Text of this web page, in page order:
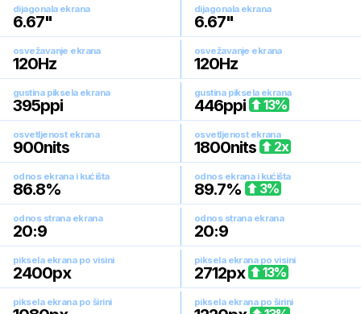
dijagonala ekrana
6.67"
dijagonala ekrana
6.67"
osvežavanje ekrana
120Hz
osvežavanje ekrana
120Hz
gustina piksela ekrana
395ppi
gustina piksela ekrana
446ppi 13%
osvetljenost ekrana
900nits
osvetljenost ekrana
1800nits 2x
odnos ekrana i kućišta
86.8%
odnos ekrana i kućišta
89.7% 3%
odnos strana ekrana
20:9
odnos strana ekrana
20:9
piksela ekrana po visini
2400px
piksela ekrana po visini
2712px 13%
piksela ekrana po širini piksela ekrana po širini